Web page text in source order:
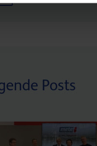
Posts